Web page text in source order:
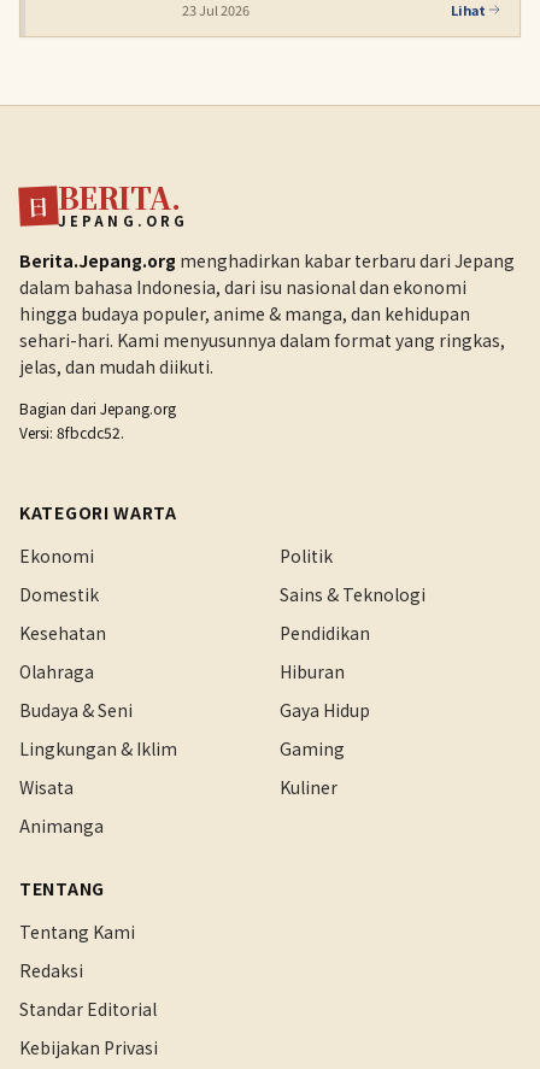
23 Jul 2026 Lihat
日 BERITA.
JEPANG.ORG
Berita.Jepang.org menghadirkan kabar terbaru dari Jepang
dalam bahasa Indonesia, dari isu nasional dan ekonomi
hingga budaya populer, anime & manga, dan kehidupan
sehari-hari. Kami menyusunnya dalam format yang ringkas,
jelas, dan mudah diikuti.
Bagian dari Jepang.org
Versi: 8fbcdc52.
KATEGORI WARTA
Ekonomi
Politik
Domestik
Sains & Teknologi
Kesehatan
Pendidikan
Olahraga
Hiburan
Budaya & Seni
Gaya Hidup
Lingkungan & Iklim
Gaming
Wisata
Kuliner
Animanga
TENTANG
Tentang Kami
Redaksi
Standar Editorial
Kebijakan Privasi